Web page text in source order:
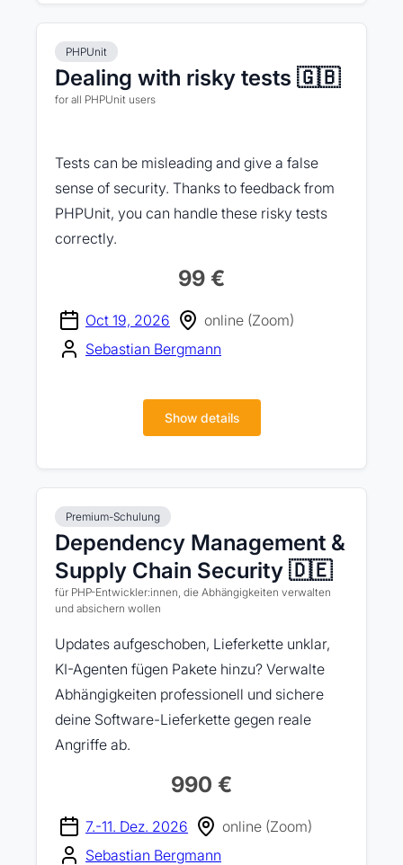
PHPUnit
Dealing with risky tests 🇬🇧
for all PHPUnit users
Tests can be misleading and give a false
sense of security. Thanks to feedback from
PHPUnit, you can handle these risky tests
correctly.
99 €
Oct 19, 2026
online (Zoom)
Sebastian Bergmann
Show details
Premium-Schulung
Dependency Management &
Supply Chain Security 🇩🇪
für PHP-Entwickler:innen, die Abhängigkeiten verwalten
und absichern wollen
Updates aufgeschoben, Lieferkette unklar,
KI-Agenten fügen Pakete hinzu? Verwalte
Abhängigkeiten professionell und sichere
deine Software-Lieferkette gegen reale
Angriffe ab.
990 €
7.-11. Dez. 2026
online (Zoom)
Sebastian Bergmann